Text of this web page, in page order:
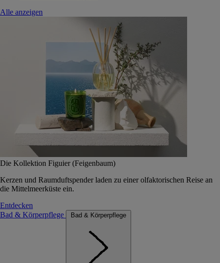
Alle anzeigen
Die Kollektion Figuier (Feigenbaum)
Kerzen und Raumduftspender laden zu einer olfaktorischen Reise an
die Mittelmeerküste ein.
Entdecken
Bad & Körperpflege
Bad & Körperpflege